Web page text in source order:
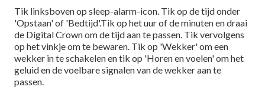
Tik linksboven op sleep-alarm-icon. Tik op de tijd onder
'Opstaan' of 'Bedtijd'.Tik op het uur of de minuten en draai
de Digital Crown om de tijd aan te passen. Tik vervolgens
op het vinkje om te bewaren. Tik op 'Wekker' om een
wekker in te schakelen en tik op 'Horen en voelen' om het
geluid en de voelbare signalen van de wekker aan te
passen.